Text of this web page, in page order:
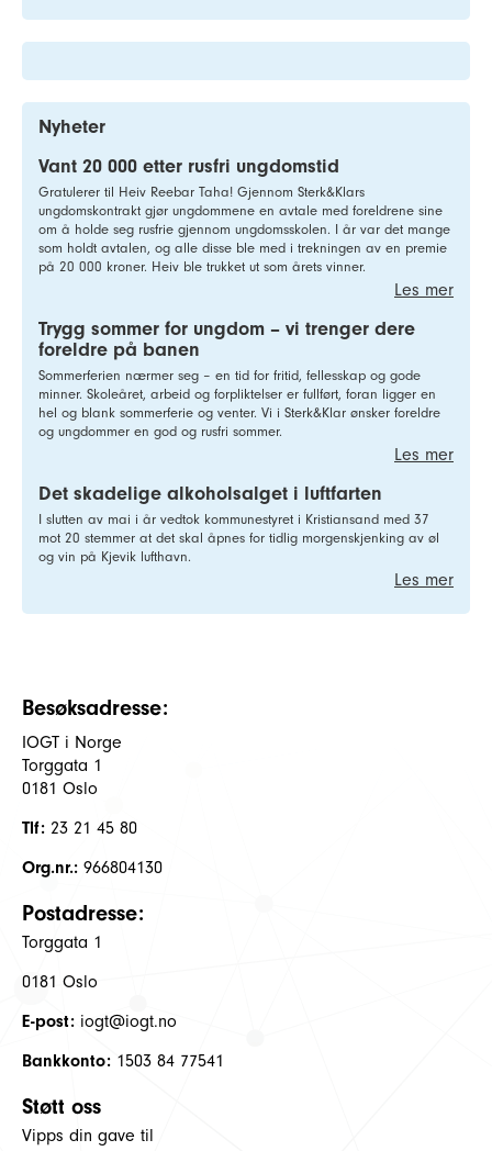
Nyheter
Vant 20 000 etter rusfri ungdomstid
Gratulerer til Heiv Reebar Taha! Gjennom Sterk&Klars
ungdomskontrakt gjør ungdommene en avtale med foreldrene sine
om å holde seg rusfrie gjennom ungdomsskolen. I år var det mange
som holdt avtalen, og alle disse ble med i trekningen av en premie
på 20 000 kroner. Heiv ble trukket ut som årets vinner.
Les mer
Trygg sommer for ungdom – vi trenger dere
foreldre på banen
Sommerferien nærmer seg – en tid for fritid, fellesskap og gode
minner. Skoleåret, arbeid og forpliktelser er fullført, foran ligger en
hel og blank sommerferie og venter. Vi i Sterk&Klar ønsker foreldre
og ungdommer en god og rusfri sommer.
Les mer
Det skadelige alkoholsalget i luftfarten
I slutten av mai i år vedtok kommunestyret i Kristiansand med 37
mot 20 stemmer at det skal åpnes for tidlig morgenskjenking av øl
og vin på Kjevik lufthavn.
Les mer
Besøksadresse:
IOGT i Norge
Torggata 1
0181 Oslo
Tlf: 23 21 45 80
Org.nr.: 966804130
Postadresse:
Torggata 1
0181 Oslo
E-post: iogt@iogt.no
Bankkonto: 1503 84 77541
Støtt oss
Vipps din gave til